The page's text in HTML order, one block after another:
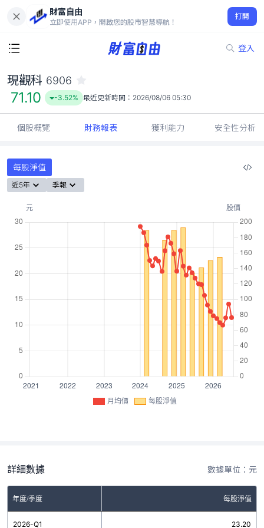
財富自由
立即使用APP，開啟您的股市智慧導航！
打開
登入
71.10
-3.52%
現觀科 6906
71.10 -3.52% 最近更新時間： 2026/08/06 05:30
個股概覽 財務報表 獲利能力 安全性分析
每股淨值
近5年 季報
月均價 每股淨值
詳細數據 數據單位：元
年度/季度 每股淨值
2026-Q1 23.20